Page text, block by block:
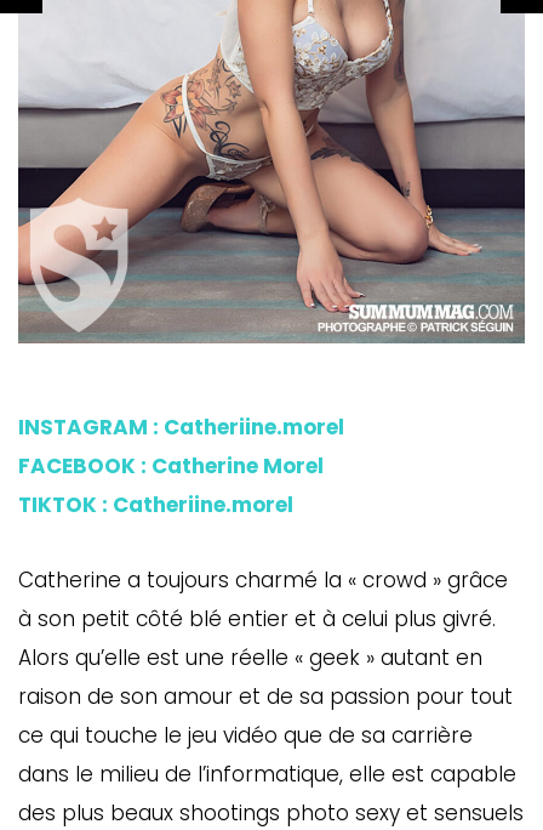
INSTAGRAM : Catheriine.morel
FACEBOOK : Catherine Morel
TIKTOK : Catheriine.morel
Catherine a toujours charmé la « crowd » grâce
à son petit côté blé entier et à celui plus givré.
Alors qu’elle est une réelle « geek » autant en
raison de son amour et de sa passion pour tout
ce qui touche le jeu vidéo que de sa carrière
dans le milieu de l’informatique, elle est capable
des plus beaux shootings photo sexy et sensuels